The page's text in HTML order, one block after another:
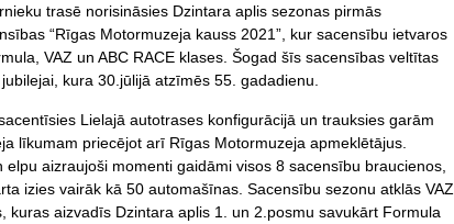
trasē norisināsies Dzintara aplis sezonas pirmās
“Rīgas Motormuzeja kauss 2021”, kur sacensību ietvaros
VAZ un ABC RACE klases. Šogad šīs sacensības veltītas
kura 30.jūlijā atzīmēs 55. gadadienu.
Lielajā autotrases konfigurācijā un trauksies garām
līkumam priecējot arī Rīgas Motormuzeja apmeklētājus.
elpu aizraujoši momenti gaidāmi visos 8 sacensību braucienos,
izies vairāk kā 50 automašīnas. Sacensību sezonu atklās VAZ
kuras aizvadīs Dzintara aplis 1. un 2.posmu savukārt Formula